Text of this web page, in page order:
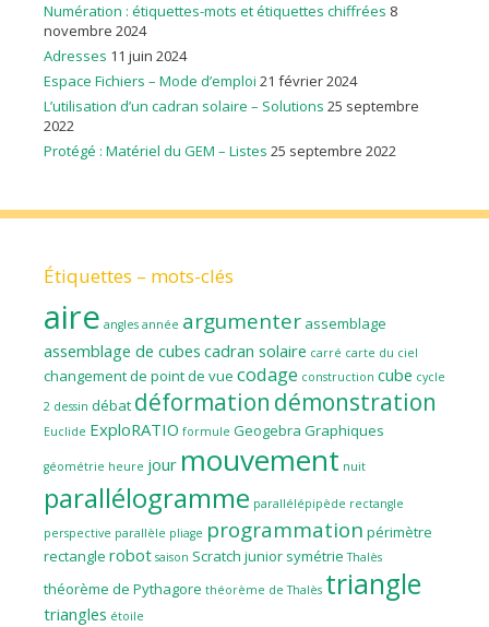
Numération : étiquettes-mots et étiquettes chiffrées 8
novembre 2024
Adresses 11 juin 2024
Espace Fichiers – Mode d’emploi 21 février 2024
L’utilisation d’un cadran solaire – Solutions 25 septembre
2022
Protégé : Matériel du GEM – Listes 25 septembre 2022
Étiquettes – mots-clés
aire angles année argumenter assemblage
assemblage de cubes cadran solaire carré carte du ciel
changement de point de vue codage construction cube cycle
2 dessin débat déformation démonstration
Euclide ExploRATIO formule Geogebra Graphiques
géométrie heure jour mouvement nuit
parallélogramme parallélépipède rectangle
perspective parallèle pliage programmation périmètre
rectangle robot saison Scratch junior symétrie Thalès
théorème de Pythagore théorème de Thalès triangle
triangles étoile